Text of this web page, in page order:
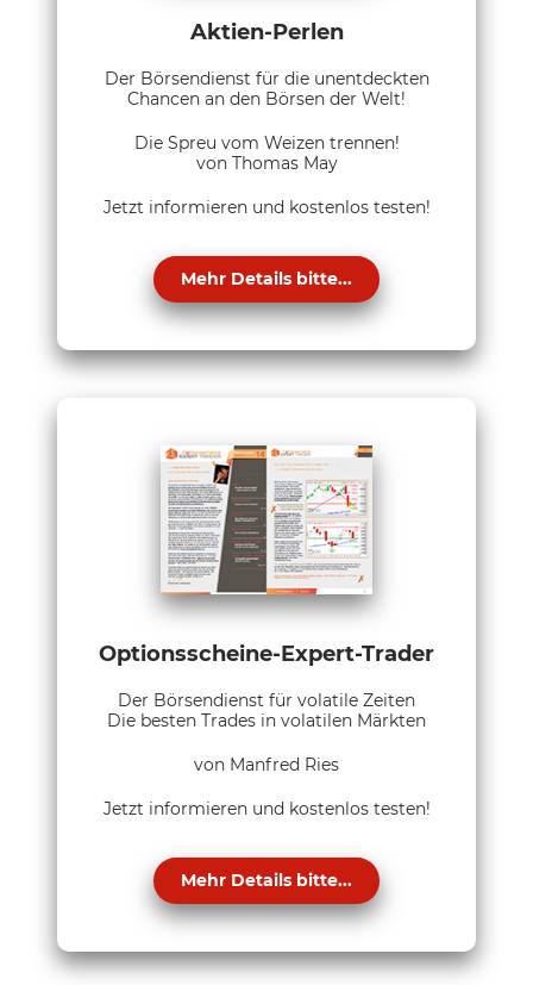
Aktien-Perlen
Der Börsendienst für die unentdeckten
Chancen an den Börsen der Welt!
Die Spreu vom Weizen trennen!
von Thomas May
Jetzt informieren und kostenlos testen!
Mehr Details bitte...
Optionsscheine-Expert-Trader
Der Börsendienst für volatile Zeiten
Die besten Trades in volatilen Märkten
von Manfred Ries
Jetzt informieren und kostenlos testen!
Mehr Details bitte...